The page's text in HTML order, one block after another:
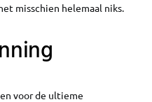
misschien helemaal niks.
voor de ultieme